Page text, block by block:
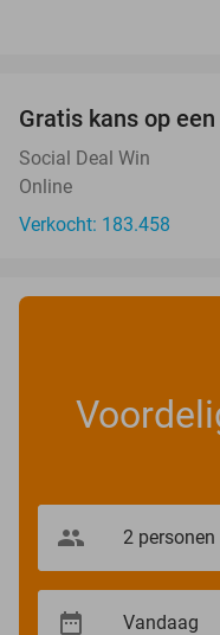
Gratis kans op
Social Deal Win
Online
Verkocht: 183.458